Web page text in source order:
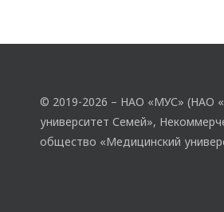
© 2019-2026 – НАО «МУС» (НАО
университет Семей»,
общество «Медицинский